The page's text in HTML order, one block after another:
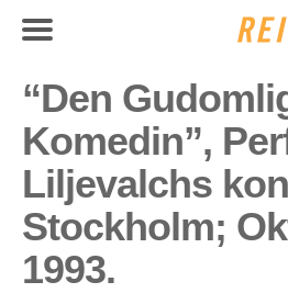
“Den
Komedin”,
Liljevalchs
Stockholm;
1993.